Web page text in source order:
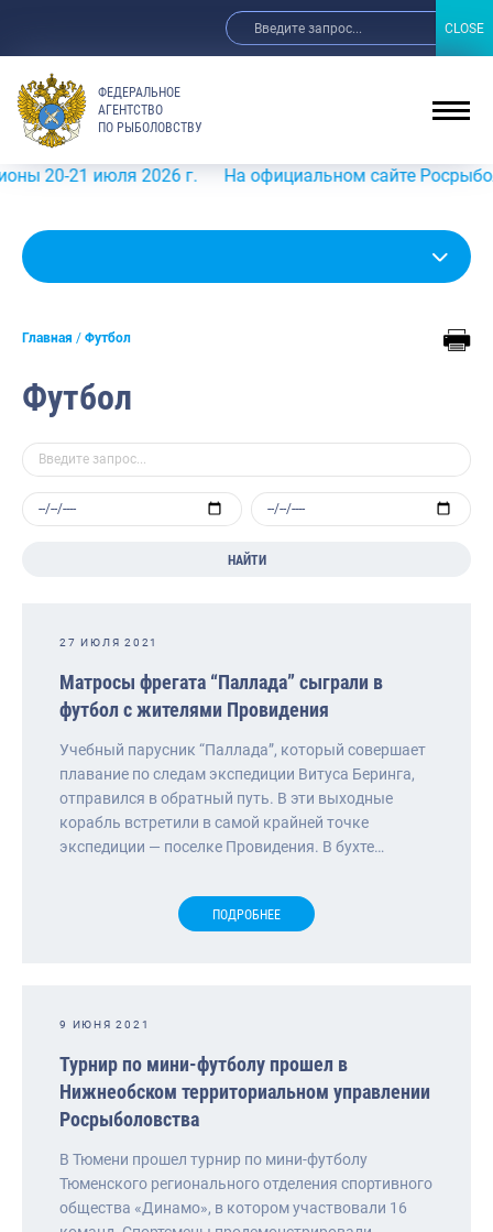
ФЕДЕРАЛЬНОЕ
АГЕНТСТВО
ПО РЫБОЛОВСТВУ
июля 2026 г. На официальном сайте Росрыболовства
Главная Футбол
Футбол
НАЙТИ
27 ИЮЛЯ 2021
Матросы фрегата “Паллада” сыграли в
футбол с жителями Провидения
Учебный парусник “Паллада”, который совершает
плавание по следам экспедиции Витуса Беринга,
отправился в обратный путь. В эти выходные
корабль встретили в самой крайней точке
экспедиции — поселке Провидения. В бухте…
ПОДРОБНЕЕ
9 ИЮНЯ 2021
Турнир по мини-футболу прошел в
Нижнеобском территориальном управлении
Росрыболовства
В Тюмени прошел турнир по мини-футболу
Тюменского регионального отделения спортивного
общества «Динамо», в котором участвовали 16
CLOSE
CLOSE